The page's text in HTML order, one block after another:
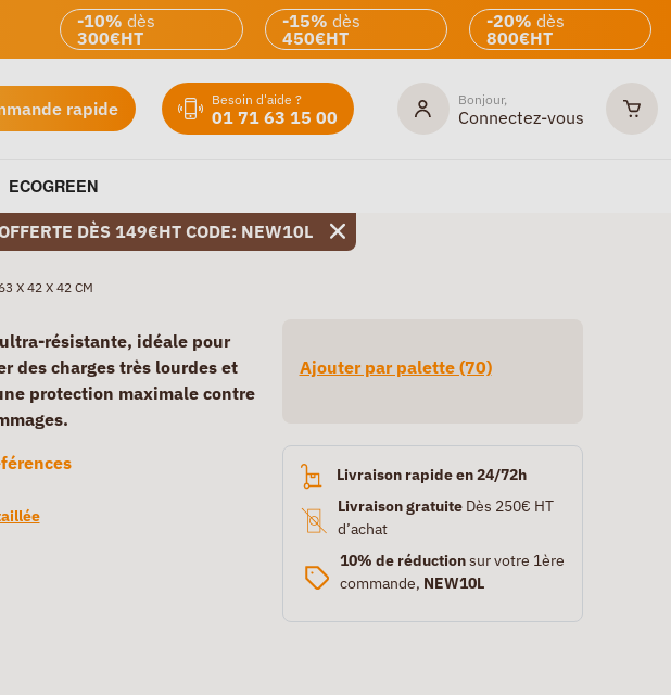
-10% dès
300€HT
-15% dès
450€HT
-20% dès
800€HT
rapide Besoin d'aide ?
01 71 63 15 00
Bonjour,
Connectez-vous
ECOGREEN
DÈS 149€HT CODE: NEW10L
X 42 X 42 CM
résistante, idéale pour
des charges très lourdes et
protection maximale contre
Ajouter par palette (70)
Livraison rapide en 24/72h
Livraison gratuiteDès 250€ HT
d’achat
10% de réductionsur votre 1ère
commande, NEW10L